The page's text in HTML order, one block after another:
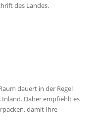
des Landes.
dauert in der Regel
Inland. Daher empfiehlt es
damit Ihre